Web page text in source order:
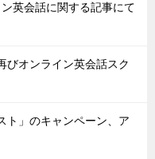
英会話に関する記事にて
びオンライン英会話スク
ト」のキャンペーン、ア